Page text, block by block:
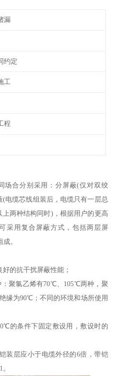
漏
约定
工
程
场合分别采用：分屏蔽(仅对双绞
电缆芯线组装后，电缆只有一层总
两种结构同时)，根据用户的更高
采用复合屏蔽方式，包括两层屏
。
的抗干扰屏蔽性能；
聚氯乙烯有70℃、105℃两种，聚
缘为90℃；不同的环境和场所使用
的条件下固定敷设用，敷设时的
装层应小于电缆外径的6倍，带铠